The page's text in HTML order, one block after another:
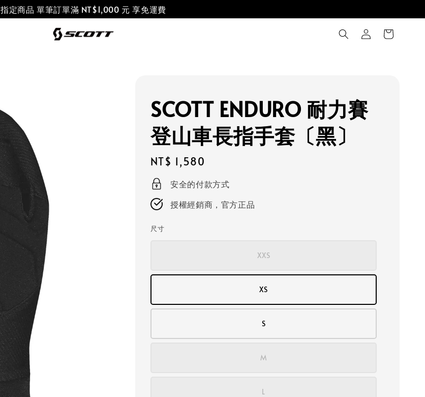
指定商品 單筆訂單滿 NT$1,000 元 享免運費
SCOTT ENDURO 耐力賽
登山車長指手套〔黑〕
Regular
price
NT$ 1,580
安全的付款方式
授權經銷商，官方正品
尺寸
XXS
XS
S
M
L